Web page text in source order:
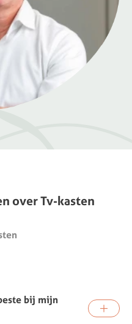
overTv-kasten
bij mijn